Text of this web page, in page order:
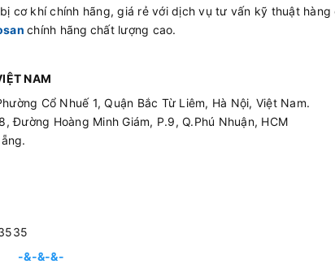
cơ khí chính hãng, giá rẻ với dịch vụ tư vấn kỹ thuật hàng
chính hãng chất lượng cao.
NAM
Cổ Nhuế 1, Quận Bắc Từ Liêm, Hà Nội, Việt Nam.
Đường Hoàng Minh Giám, P.9, Q.Phú Nhuận, HCM
-&-&-&-